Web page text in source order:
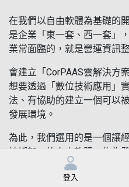
在我們以自由軟體為基礎的
是企業「東一套、西一套」
業常面臨的，就是營運資訊
會建立「CorPAAS雲解決方
想要透過「數位技術應用」
法、有協助的建立一個可以
發展環境。
為此，我們選用的是一個讓
被綁架」的自由軟體，作為
為了讓自由軟體解決方案，
登入